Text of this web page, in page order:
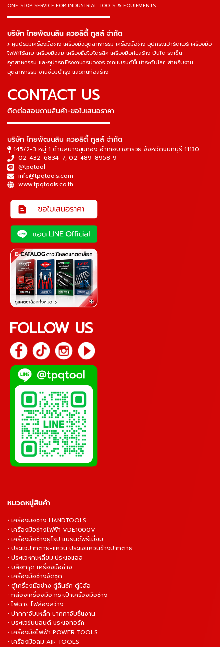
ONE STOP SERVICE FOR INDUSTRIAL TOOLS & EQUIPMENTS
▬▬▬▬▬▬▬▬▬▬▬▬▬▬▬
บริษัท ไทยพัฒนสิน ควอลิตี้ ทูลส์ จำกัด
ศูนย์รวมเครื่องมือช่าง เครื่องมืออุตสาหกรรม เครื่องมือช่าง อุปกรณ์ฮาร์ดแวร์ เครื่องมือ
ไฟฟ้าไร้สาย เครื่องมือลม เครื่องมือไฮโดรลิค เครื่องมือก่อสร้าง บันได รถเข็น
อุตสาหกรรม และอุปกรณ์โรงงานครบวงจร จากแบรนด์ชั้นนำระดับโลก สำหรับงาน
อุตสาหกรรม งานซ่อมบำรุง และงานก่อสร้าง
CONTACT US
ติดต่อสอบถามสินค้า-ขอใบเสนอราคา
▬▬▬▬▬▬▬▬▬▬▬▬▬▬▬
บริษัท ไทยพัฒนสิน ควอลิตี้ ทูลส์ จำกัด
145/2-3 หมู่ 1 ตำบลบางขุนกอง อำเภอบางกรวย จังหวัดนนทบุรี 11130
02-432-6834-7, 02-489-8958-9
@tpqtool
info@tpqtools.com
www.tpqtools.co.th
FOLLOW US
หมวดหมู่สินค้า
• เครื่องมือช่าง HANDTOOLS
• เครื่องมือช่างไฟฟ้า VDE1000V
• เครื่องมือช่างยุโรป แบรนด์พรีเมี่ยม
• ประแจปากตาย-แหวน ประแจแหวนข้างปากตาย
• ประแจหกเหลี่ยม ประแจแอล
• บล็อกชุด เครื่องมือช่าง
• เครื่องมือช่างจัดชุด
• ตู้เครื่องมือช่าง ตู้ลิ้นชัก ตู้มีล้อ
• กล่องเครื่องมือ กระเป๋าเครื่องมือช่าง
• ไฟฉาย ไฟส่องสว่าง
• ปากกาจับเหล็ก ปากกาจับชิ้นงาน
• ประแจขันปอนด์ ประแจทอร์ค
• เครื่องมือไฟฟ้า POWER TOOLS
• เครื่องมือลม AIR TOOLS